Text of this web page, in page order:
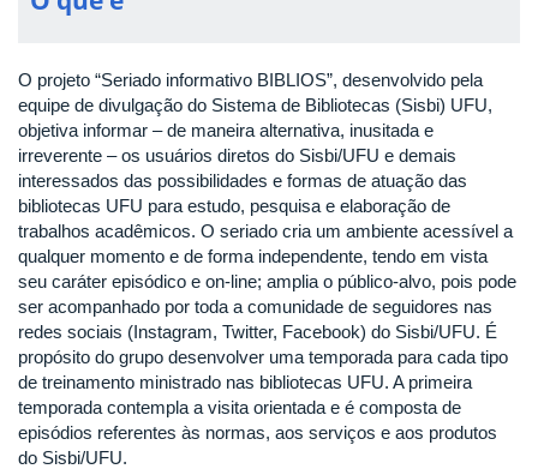
O projeto “Seriado informativo BIBLIOS”, desenvolvido pela
equipe de divulgação do Sistema de Bibliotecas (Sisbi) UFU,
objetiva informar – de maneira alternativa, inusitada e
irreverente – os usuários diretos do Sisbi/UFU e demais
interessados das possibilidades e formas de atuação das
bibliotecas UFU para estudo, pesquisa e elaboração de
trabalhos acadêmicos. O seriado cria um ambiente acessível a
qualquer momento e de forma independente, tendo em vista
seu caráter episódico e on-line; amplia o público-alvo, pois pode
ser acompanhado por toda a comunidade de seguidores nas
redes sociais (Instagram, Twitter, Facebook) do Sisbi/UFU. É
propósito do grupo desenvolver uma temporada para cada tipo
de treinamento ministrado nas bibliotecas UFU. A primeira
temporada contempla a visita orientada e é composta de
episódios referentes às normas, aos serviços e aos produtos
do Sisbi/UFU.